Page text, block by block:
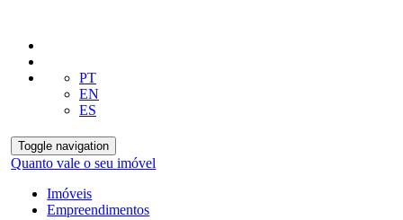
PT
EN
ES
Toggle navigation
Quanto vale o seu imóvel
Imóveis
Empreendimentos